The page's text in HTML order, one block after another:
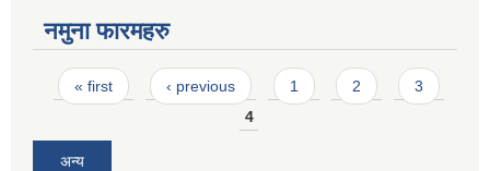
नमुना फारमहरु
Pages
« first ‹ previous 1 2
3
4
अन्य